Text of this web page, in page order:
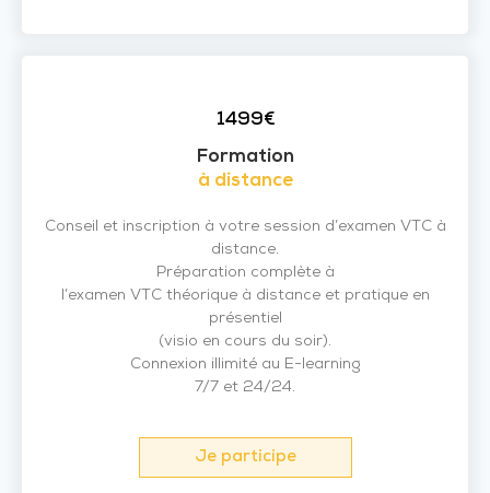
1499€
Formation
à distance
Conseil et inscription à votre session d’examen VTC à
distance.
Préparation complète à
l’examen VTC théorique à distance et pratique en
présentiel
(visio en cours du soir).
Connexion illimité au E-learning
7/7 et 24/24.
Je participe